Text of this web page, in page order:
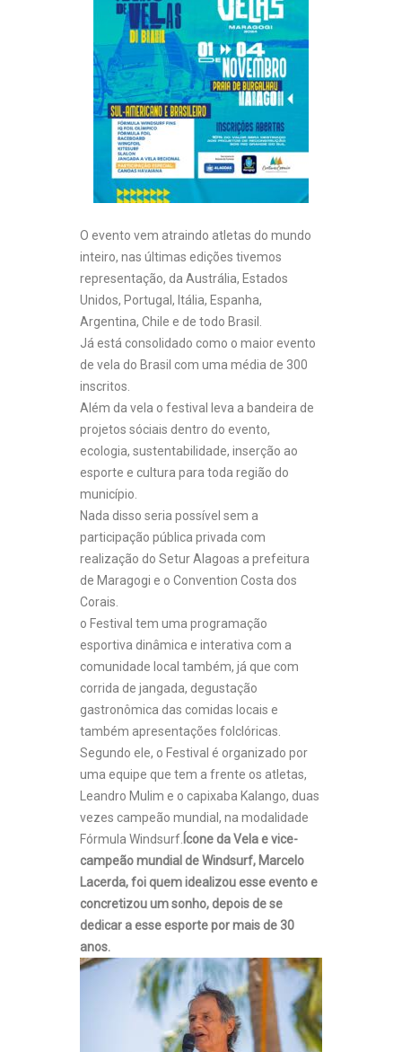
O evento vem atraindo atletas do mundo
inteiro, nas últimas edições tivemos
representação, da Austrália, Estados
Unidos, Portugal, Itália, Espanha,
Argentina, Chile e de todo Brasil.
Já está consolidado como o maior evento
de vela do Brasil com uma média de 300
inscritos.
Além da vela o festival leva a bandeira de
projetos sóciais dentro do evento,
ecologia, sustentabilidade, inserção ao
esporte e cultura para toda região do
município.
Nada disso seria possível sem a
participação pública privada com
realização do Setur Alagoas a prefeitura
de Maragogi e o Convention Costa dos
Corais.
o Festival tem uma programação
esportiva dinâmica e interativa com a
comunidade local também, já que com
corrida de jangada, degustação
gastronômica das comidas locais e
também apresentações folclóricas.
Segundo ele, o Festival é organizado por
uma equipe que tem a frente os atletas,
Leandro Mulim e o capixaba Kalango, duas
vezes campeão mundial, na modalidade
Fórmula Windsurf. Ícone da Vela e vice-
campeão mundial de Windsurf, Marcelo
Lacerda, foi quem idealizou esse evento e
concretizou um sonho, depois de se
dedicar a esse esporte por mais de 30
anos.